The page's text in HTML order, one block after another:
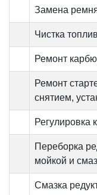
Замена
Чистка
Ремонт
Ремонт
снятием,
Регулировка
Переборка
мойкой и
Смазка